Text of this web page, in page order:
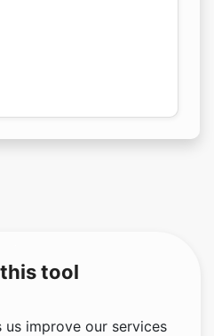
tool
improve our services